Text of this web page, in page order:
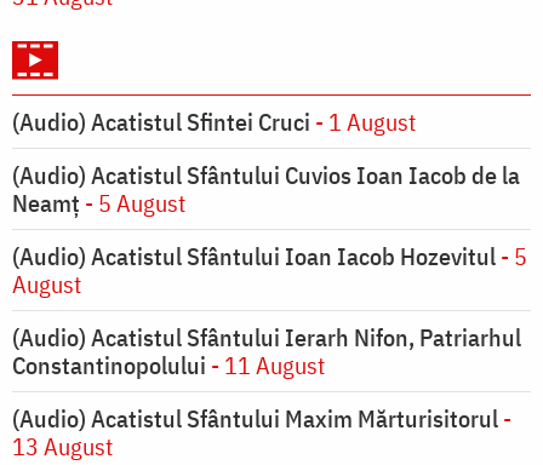
(Audio) Acatistul Sfintei Cruci - 1 August
(Audio) Acatistul Sfântului Cuvios Ioan Iacob de la
Neamț - 5 August
(Audio) Acatistul Sfântului Ioan Iacob Hozevitul- 5
August
(Audio) Acatistul Sfântului Ierarh Nifon, Patriarhul
Constantinopolului - 11 August
(Audio) Acatistul Sfântului Maxim Mărturisitorul-
13 August